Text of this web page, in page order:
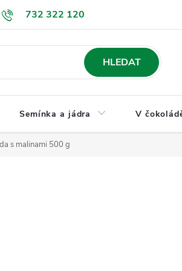
732 322 120
osobních údajů Jak nakupovat
HLEDAT
Semínka a jádra V
s malinami 500 g